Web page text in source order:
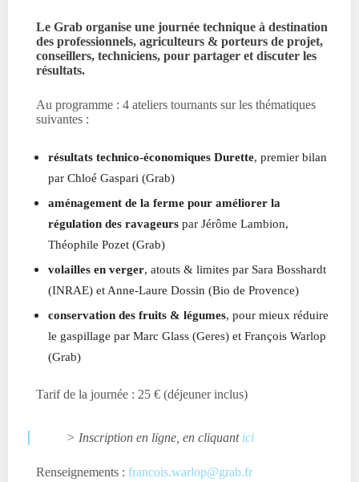
Le Grab organise une journée technique à destination
des professionnels, agriculteurs & porteurs de projet,
conseillers, techniciens, pour partager et discuter les
résultats.
Au programme : 4 ateliers tournants sur les thématiques
suivantes :
résultats technico-économiques Durette, premier bilan
par Chloé Gaspari (Grab)
aménagement de la ferme pour améliorer la
régulation des ravageurs par Jérôme Lambion,
Théophile Pozet (Grab)
volailles en verger, atouts & limites par Sara Bosshardt
(INRAE) et Anne-Laure Dossin (Bio de Provence)
conservation des fruits & légumes, pour mieux réduire
le gaspillage par Marc Glass (Geres) et François Warlop
(Grab)
Tarif de la journée : 25 € (déjeuner inclus)
> Inscription en ligne, en cliquant ici
Renseignements : francois.warlop@grab.fr